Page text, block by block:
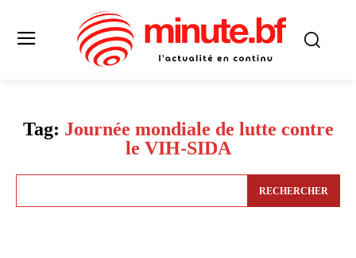
Tag: Journée mondiale de lutte contre
le VIH-SIDA
RECHERCHER